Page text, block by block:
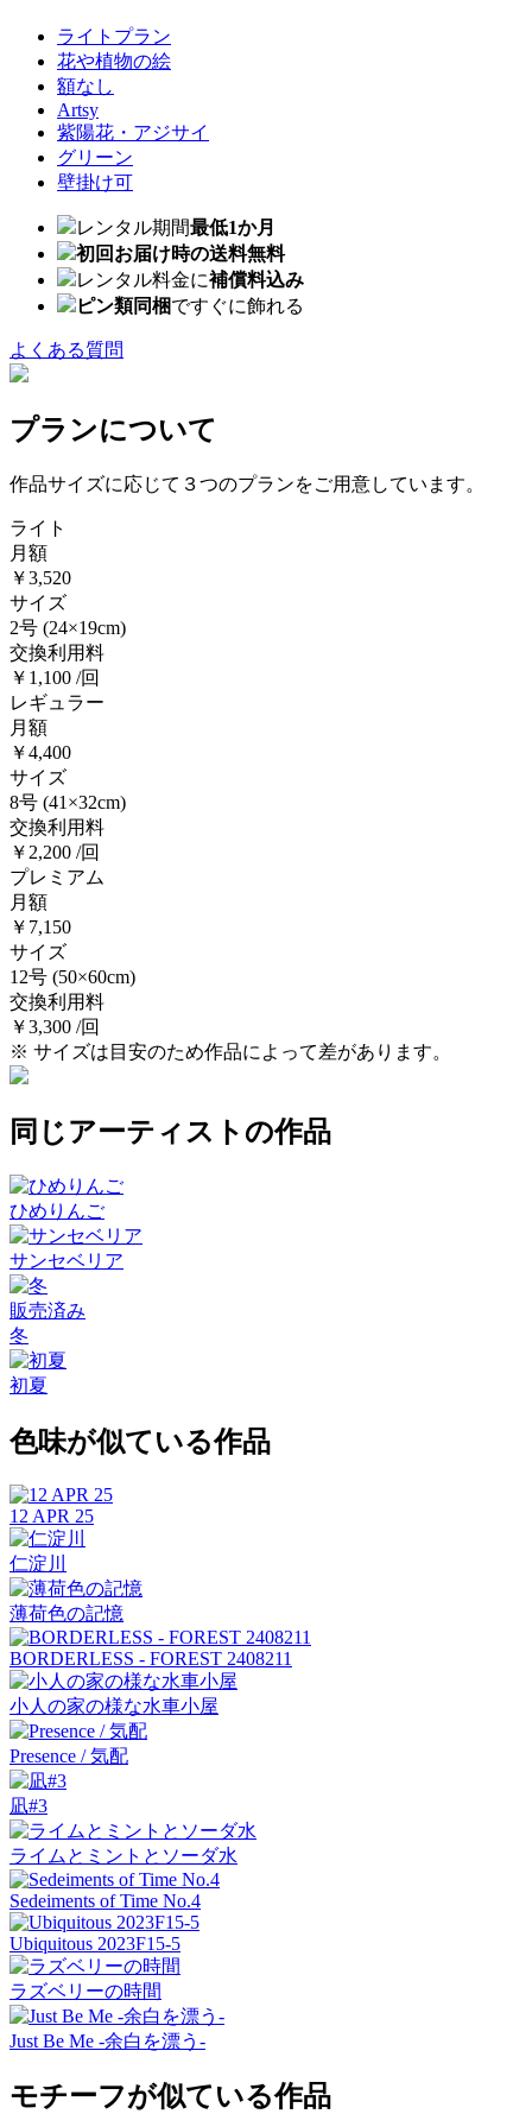
ライトプラン
花や植物の絵
額なし
Artsy
紫陽花・アジサイ
グリーン
壁掛け可
レンタル期間最低1か月
初回お届け時の送料無料
レンタル料金に補償料込み
ピン類同梱ですぐに飾れる
よくある質問
プランについて
作品サイズに応じて３つのプランをご用意しています。
ライト
月額
￥3,520
サイズ
2号 (24×19cm)
交換利用料
￥1,100 /回
レギュラー
月額
￥4,400
サイズ
8号 (41×32cm)
交換利用料
￥2,200 /回
プレミアム
月額
￥7,150
サイズ
12号 (50×60cm)
交換利用料
￥3,300 /回
※ サイズは目安のため作品によって差があります。
同じアーティストの作品
ひめりんご
サンセベリア
販売済み
冬
初夏
色味が似ている作品
12 APR 25
仁淀川
薄荷色の記憶
BORDERLESS - FOREST 2408211
小人の家の様な水車小屋
Presence / 気配
凪#3
ライムとミントとソーダ水
Sedeiments of Time No.4
Ubiquitous 2023F15-5
ラズベリーの時間
Just Be Me -余白を漂う-
モチーフが似ている作品